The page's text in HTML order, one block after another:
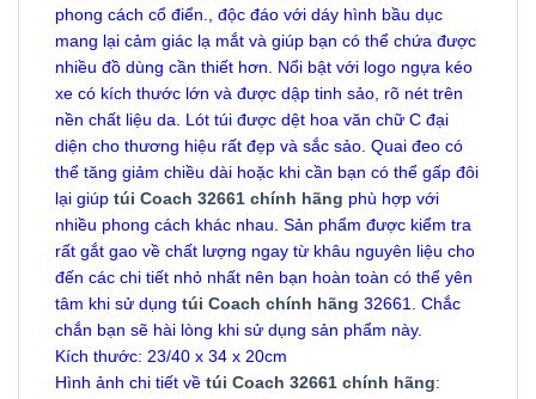
phong cách cổ điển., độc đáo với dáy hình bầu dục
mang lại cảm giác lạ mắt và giúp bạn có thể chứa được
nhiều đồ dùng cần thiết hơn. Nổi bật với logo ngựa kéo
xe có kích thước lớn và được dập tinh sảo, rõ nét trên
nền chất liệu da. Lót túi được dệt hoa văn chữ C đại
diện cho thương hiệu rất đẹp và sắc sảo. Quai đeo có
thể tăng giảm chiều dài hoặc khi cần bạn có thể gấp đôi
lại giúp túi Coach 32661 chính hãng phù hợp với
nhiều phong cách khác nhau. Sản phẩm được kiểm tra
rất gắt gao về chất lượng ngay từ khâu nguyên liệu cho
đến các chi tiết nhỏ nhất nên bạn hoàn toàn có thể yên
tâm khi sử dụng túi Coach chính hãng 32661. Chắc
chắn bạn sẽ hài lòng khi sử dụng sản phẩm này.
Kích thước: 23/40 x 34 x 20cm
Hình ảnh chi tiết về túi Coach 32661 chính hãng: